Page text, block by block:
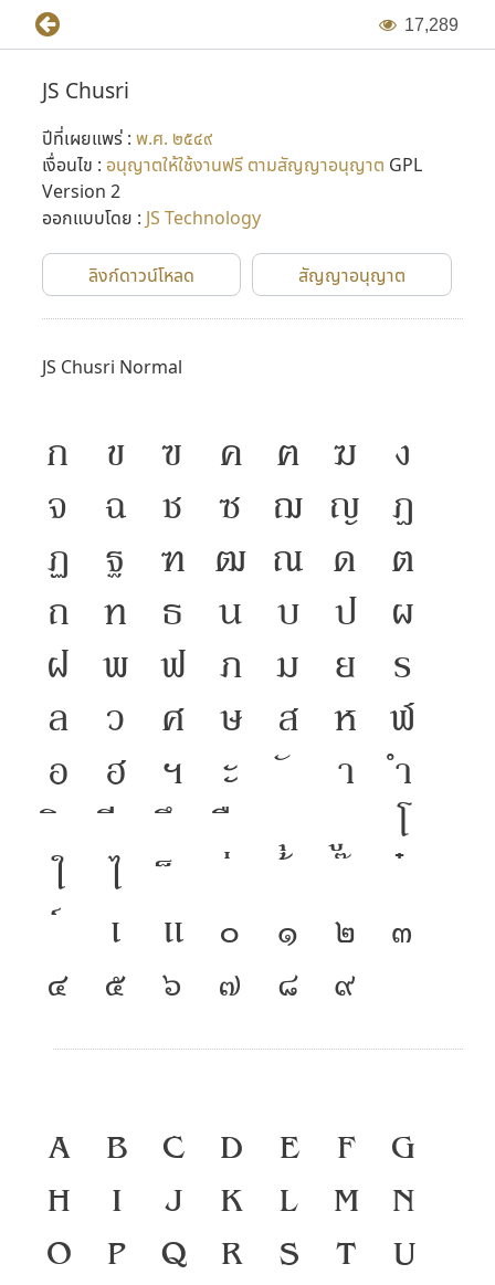
17,289
ในเวอร์ชั่นแรกๆ ฟอนต์เหล่านี้ถูกสร้างขึ้นในแบบ Bitmap ฟอนต์
แล้วจึงพัฒนาขึ้นเป็น Vector Font ในภายหลัง (Adobe Type 1
และ TrueType ในเวลาต่อมา) โดยเริ่มขึ้นในปี พ.ศ. ๒๕๓๖ ต่อมา
มีการปรับปรุงฟอนต์ใหม่อีกครั้งในปี พ.ศ. ๒๕๔๔ โดย P-
หลังจากที่ไมโครซอฟต์เริ่มทำภาษาไทยใน Windows ใช้เอง
บริษัท 315 จำกัด ก็ปิดตัวลง และคุณแสวงเสียชีวิตไป จึงได้อุทิศ
หลายรอบหลายเวอร์ชั่น กลายเป็นจุดเริ่มต้นเล็กๆ ของการ
ที่มาข้อมูล : กำเนิดฟอนต์ตระกูล JS และการกลับมาอีกครั้งในรูป
แบบใหม่ โดย Panutat Jimmy Tejasen (๑๗ ธันวาคม พ.ศ.
๒๕๔๖)
JS Chusri
ปีที่เผยแพร่ : พ.ศ. ๒๕๔๙
เงื่อนไข : อนุญาตให้ใช้งานฟรี ตามสัญญาอนุญาต GPL
Version 2
ออกแบบโดย : JS Technology
ลิงก์ดาวน์โหลด สัญญาอนุญาต
JS Chusri Normal
ก ข ฃ ค ฅ ฆ
ง
จ
ฉ ช ซ ฌ ญ
ฎ
ฏ
ฐ ฑ ฒ ณ ด
ต
ถ
ท ธ น บ ป
ผ
ฝ
พ ฟ ภ ม ย
ร
ล
ว ศ ษ ส ห
ฬ
อ
ฮ ฯ ะ า
ำ
โ
ใ
ไ
เ
แ ๐ ๑ ๒
๓
๔
๕ ๖ ๗ ๘ ๙
A B C D E F
G
H
I J K L M
N
O
P Q R S T
U